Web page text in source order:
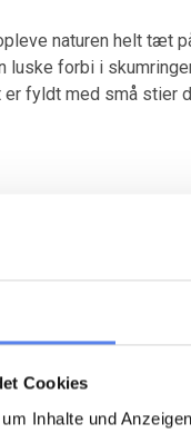
Cookies
Inhalte und
naturen helt
forbi i
fyldt med små stier
Nybygget